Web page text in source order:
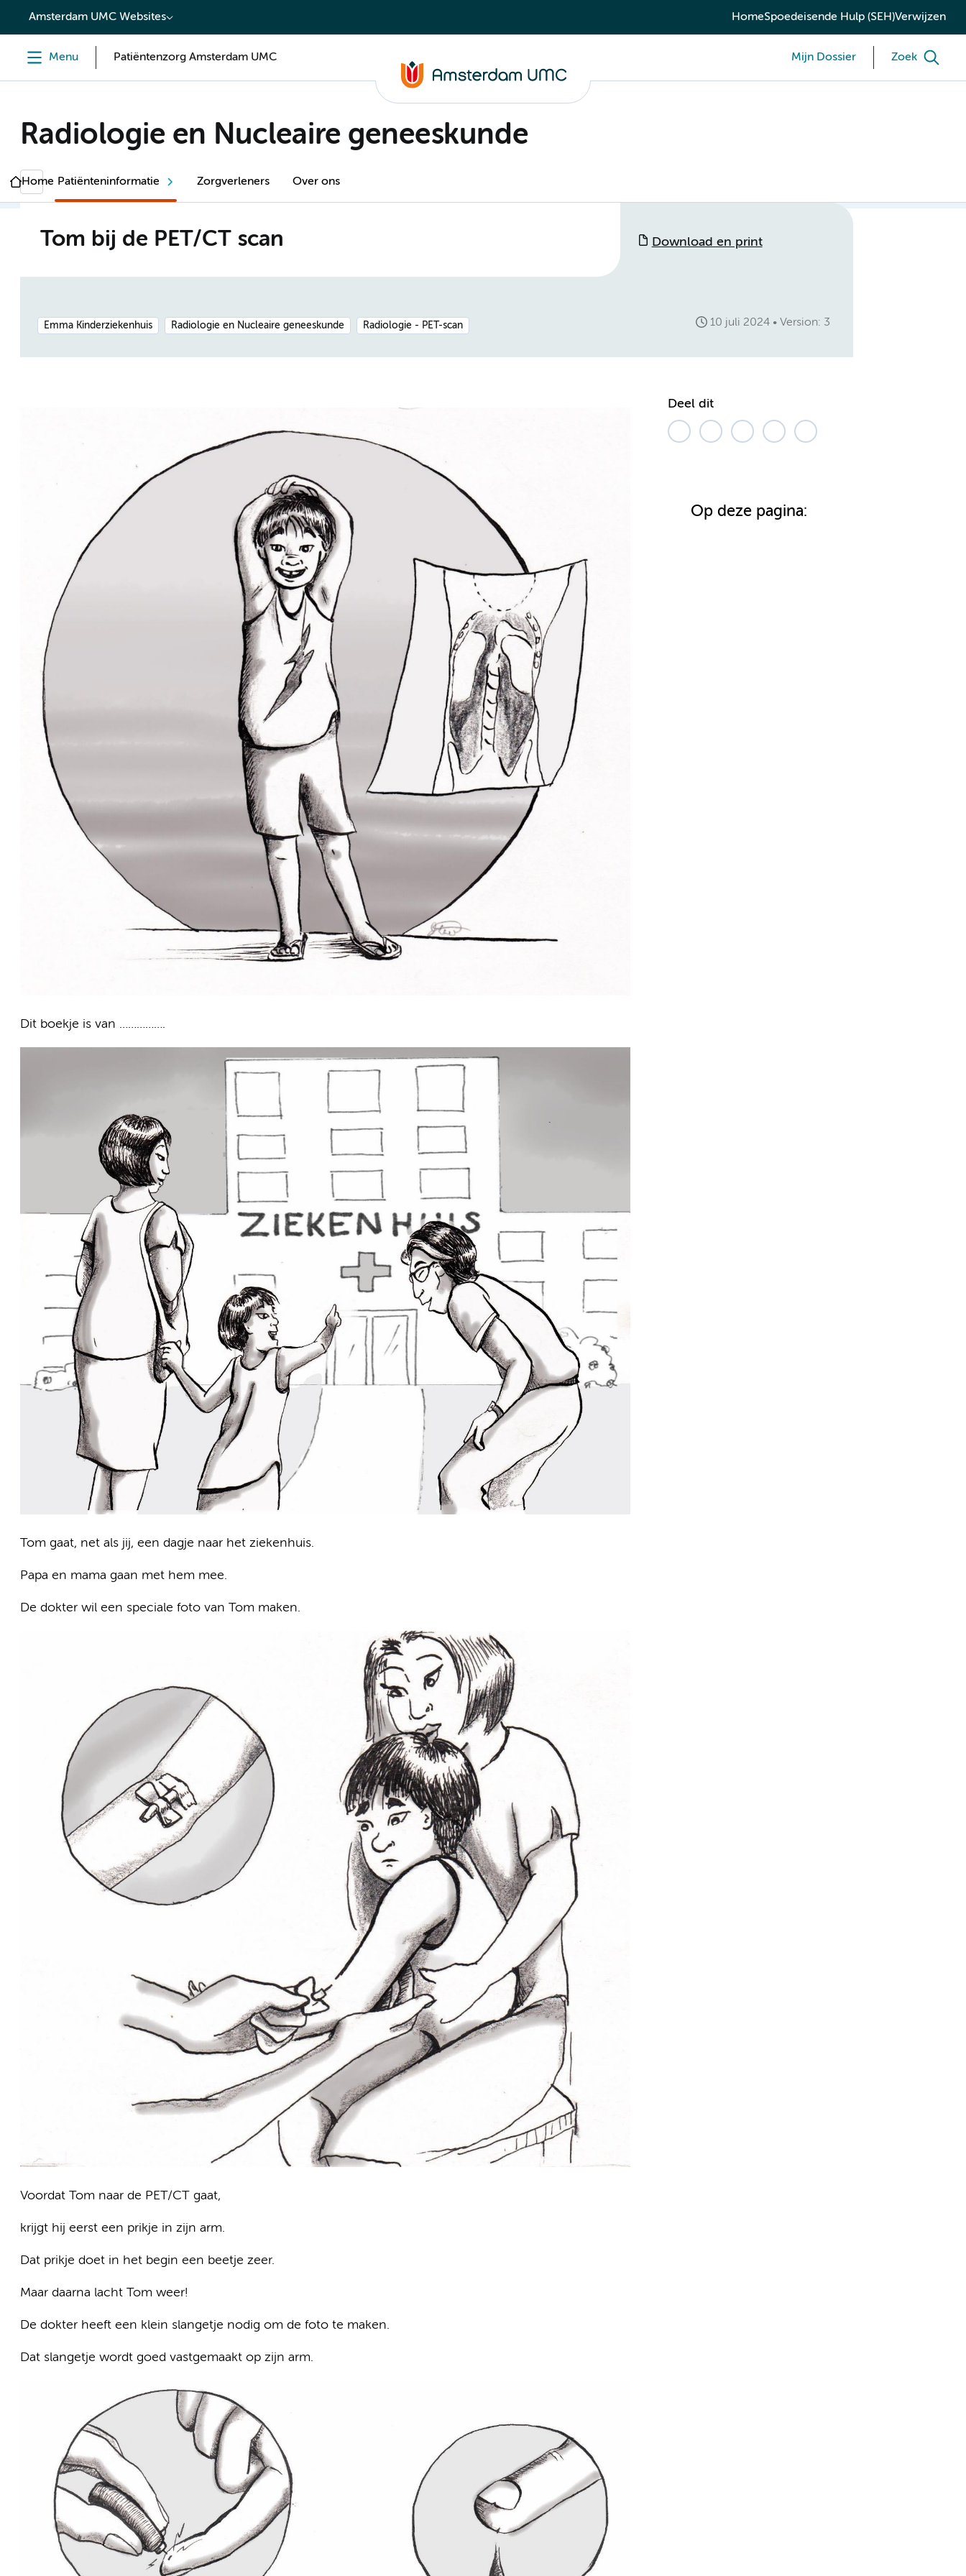
content
Amsterdam UMC Websites HomeSpoedeisende Hulp (SEH)Verwijzen
Menu Patiëntenzorg Amsterdam UMC Mijn Dossier Zoek
Radiologie en Nucleaire geneeskunde
Home Patiënteninformatie Zorgverleners Over ons
Tom bij de PET/CT scan Download en print
Emma Kinderziekenhuis Radiologie en Nucleaire geneeskunde Radiologie - PET-scan 10 juli 2024 Version: 3
Dit boekje is van …………….
Tom gaat, net als jij, een dagje naar het ziekenhuis.
Papa en mama gaan met hem mee.
De dokter wil een speciale foto van Tom maken.
Voordat Tom naar de PET/CT gaat,
krijgt hij eerst een prikje in zijn arm.
Dat prikje doet in het begin een beetje zeer.
Maar daarna lacht Tom weer!
De dokter heeft een klein slangetje nodig om de foto te maken.
Dat slangetje wordt goed vastgemaakt op zijn arm.
Deel dit
Op deze pagina: